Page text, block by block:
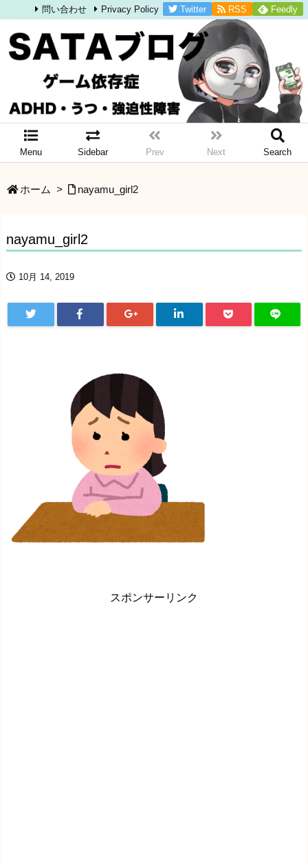
Menu Sidebar Prev Next Search
問い合わせ Privacy Policy Twitter RSS Feedly
ホーム > nayamu_girl2
nayamu_girl2
10月 14, 2019
スポンサーリンク